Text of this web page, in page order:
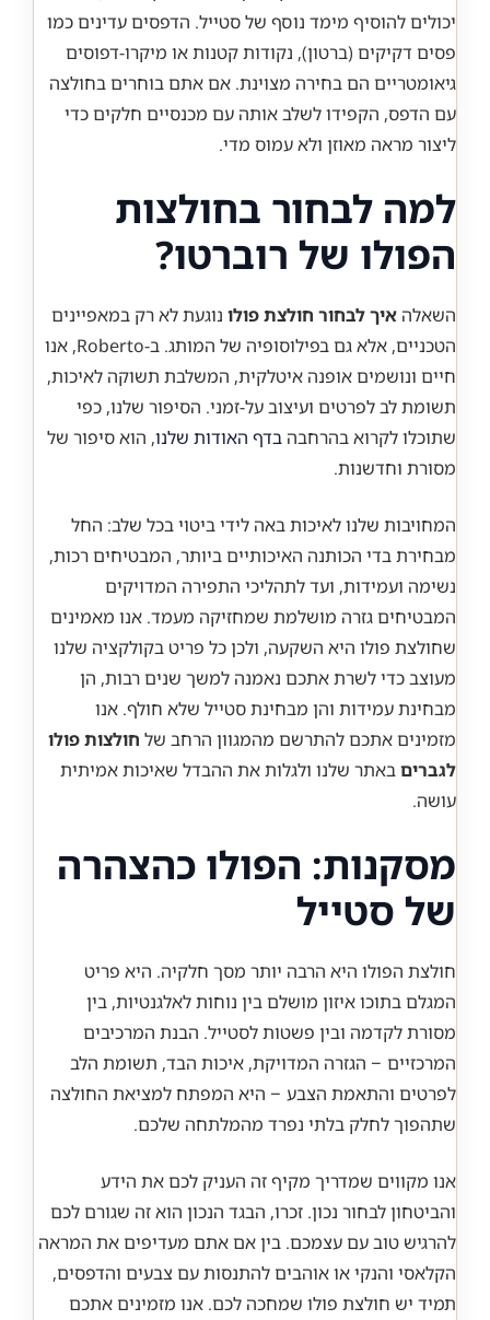
יכולים להוסיף מימד נוסף של סטייל. הדפסים עדינים כמו
פסים דקיקים (ברטון), נקודות קטנות או מיקרו-דפוסים
גיאומטריים הם בחירה מצוינת. אם אתם בוחרים בחולצה
עם הדפס, הקפידו לשלב אותה עם מכנסיים חלקים כדי
ליצור מראה מאוזן ולא עמוס מדי.
למה לבחור בחולצות
הפולו של רוברטו?
השאלה איך לבחור חולצת פולו נוגעת לא רק במאפיינים
הטכניים, אלא גם בפילוסופיה של המותג. ב-Roberto, אנו
חיים ונושמים אופנה איטלקית, המשלבת תשוקה לאיכות,
תשומת לב לפרטים ועיצוב על-זמני. הסיפור שלנו, כפי
שתוכלו לקרוא בהרחבה בדף האודות שלנו, הוא סיפור של
מסורת וחדשנות.
המחויבות שלנו לאיכות באה לידי ביטוי בכל שלב: החל
מבחירת בדי הכותנה האיכותיים ביותר, המבטיחים רכות,
נשימה ועמידות, ועד לתהליכי התפירה המדויקים
המבטיחים גזרה מושלמת שמחזיקה מעמד. אנו מאמינים
שחולצת פולו היא השקעה, ולכן כל פריט בקולקציה שלנו
מעוצב כדי לשרת אתכם נאמנה למשך שנים רבות, הן
מבחינת עמידות והן מבחינת סטייל שלא חולף. אנו
מזמינים אתכם להתרשם מהמגוון הרחב של חולצות פולו
לגבריםבאתר שלנו ולגלות את ההבדל שאיכות אמיתית
עושה.
מסקנות: הפולו כהצהרה
של סטייל
חולצת הפולו היא הרבה יותר מסך חלקיה. היא פריט
המגלם בתוכו איזון מושלם בין נוחות לאלגנטיות, בין
מסורת לקדמה ובין פשטות לסטייל. הבנת המרכיבים
המרכזיים – הגזרה המדויקת, איכות הבד, תשומת הלב
לפרטים והתאמת הצבע – היא המפתח למציאת החולצה
שתהפוך לחלק בלתי נפרד מהמלתחה שלכם.
אנו מקווים שמדריך מקיף זה העניק לכם את הידע
והביטחון לבחור נכון. זכרו, הבגד הנכון הוא זה שגורם לכם
להרגיש טוב עם עצמכם. בין אם אתם מעדיפים את המראה
הקלאסי והנקי או אוהבים להתנסות עם צבעים והדפסים,
תמיד יש חולצת פולו שמחכה לכם. אנו מזמינים אתכם